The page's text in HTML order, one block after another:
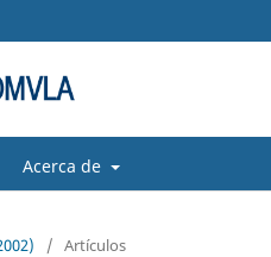
Acerca de
/ Artículos